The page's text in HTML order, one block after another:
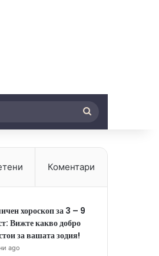
Коментари
хороскоп за 3 – 9
Вижте какво добро
за вашата зодия!
ago